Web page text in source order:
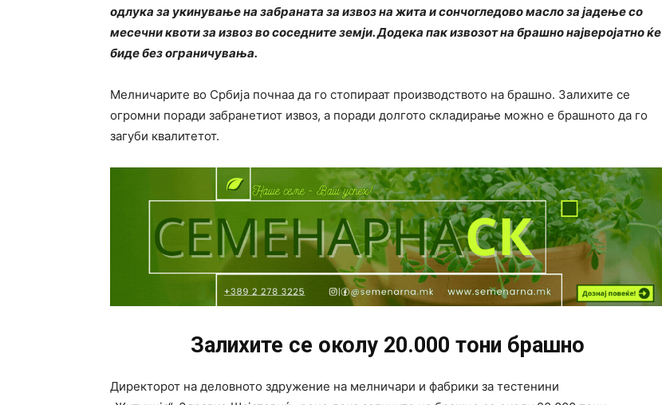
одлука за укинување на забраната за извоз на жита и сончогледово масло за јадење со
месечни квоти за извоз во соседните земји. Додека пак извозот на брашно најверојатно ќе
биде без ограничувања.
Мелничарите во Србија почнаа да го стопираат производството на брашно. Залихите се
огромни поради забранетиот извоз, а поради долгото складирање можно е брашното да го
загуби квалитетот.
Залихите се околу 20.000 тони брашно
Директорот на деловното здружение на мелничари и фабрики за тестенини